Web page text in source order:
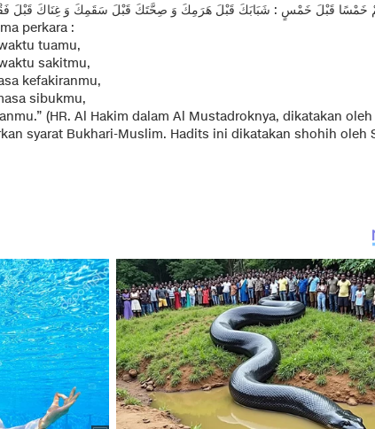
خَمْسًا قَبْلَ خَمْسٍ : شَبَابَكَ قَبْلَ هَرَمِكَ وَ صِحَّتَكَ قَبْلَ سَقَمِكَ وَ غِنَاكَ قَبْلَ
perkara :
tuamu,
sakitmu,
kefakiranmu,
sibukmu,
(HR. Al Hakim dalam Al Mustadroknya, dikatakan oleh
syarat Bukhari-Muslim. Hadits ini dikatakan shohih oleh